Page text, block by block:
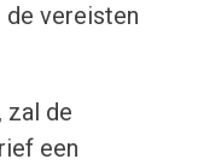
de vereisten
zal de
een